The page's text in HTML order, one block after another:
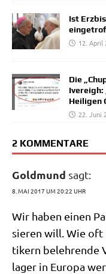
Ist
12. April
Die
Ivereigh:
Heiligen
22. Juni
2 KOMMENTARE
Goldmund sagt:
8. MAI 2017 UM 20:22 UHR
Wir haben einen
sie­ren will. Wie oft
ti­kern beleh­ren­de
la­ger in Euro­pa